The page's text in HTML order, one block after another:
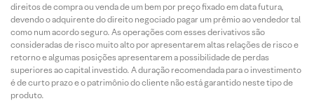
direitos de compra ou venda de um bem por preço fixado em data futura,
devendo o adquirente do direito negociado pagar um prêmio ao vendedor tal
como num acordo seguro. As operações com esses derivativos são
consideradas de risco muito alto por apresentarem altas relações de risco e
retorno e algumas posições apresentarem a possibilidade de perdas
superiores ao capital investido. A duração recomendada para o investimento
é de curto prazo e o patrimônio do cliente não está garantido neste tipo de
produto.